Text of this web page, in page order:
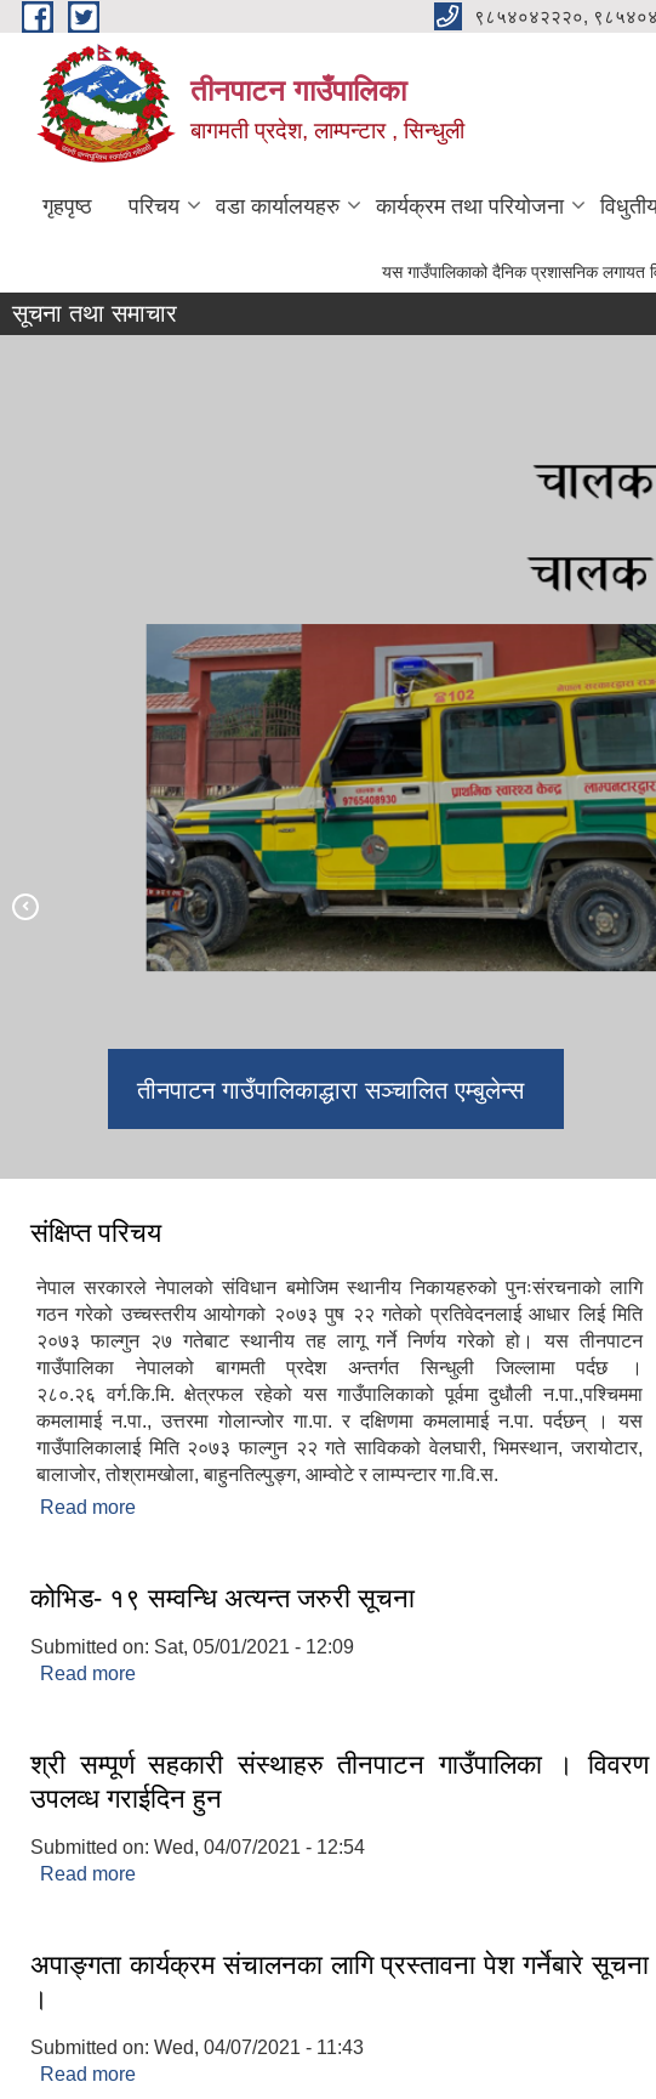
Skip to main content ९८५४०४२२२०,
तीनपाटन गाउँपालिका
बागमती प्रदेश, लाम्पन्टार , सिन्धुली
गृहपृष्ठ परिचय वडा कार्यालयहरु कार्यक्रम तथा परियोजना
यस गाउँपालिकाको दैनिक प्रशासनिक लगायत विकास
सूचना तथा समाचार
तीनपाटन गाउँपालिकाद्धारा सञ्चालित एम्बुलेन्स
तीनपाटन गाउँपालिकाको प्रशासकीय भवन
चकमके बजार वडा नं. ११
अधिवेशन
संक्षिप्त परिचय
नेपाल सरकारले नेपालको संविधान बमोजिम स्थानीय निकायहरुको पुनःसंरचनाको लागि
गठन गरेको उच्चस्तरीय आयोगको २०७३ पुष २२ गतेको प्रतिवेदनलाई आधार लिई मिति
२०७३ फाल्गुन २७ गतेबाट स्थानीय तह लागू गर्ने निर्णय गरेको हो। यस तीनपाटन
गाउँपालिका नेपालको बागमती प्रदेश अन्तर्गत सिन्धुली जिल्लामा पर्दछ ।
२८०.२६ वर्ग.कि.मि. क्षेत्रफल रहेको यस गाउँपालिकाको पूर्वमा दुधौली न.पा.,पश्चिममा
कमलामाई न.पा., उत्तरमा गोलान्जोर गा.पा. र दक्षिणमा कमलामाई न.पा. पर्दछन् । यस
गाउँपालिकालाई मिति २०७३ फाल्गुन २२ गते साविकको वेलघारी, भिमस्थान, जरायोटार,
बालाजोर, तोश्रामखोला, बाहुनतिल्पुङ्ग, आम्वोटे र लाम्पन्टार गा.वि.स.
Read more
कोभिड- १९ सम्वन्धि अत्यन्त जरुरी सूचना
Submitted on: Sat, 05/01/2021 - 12:09
Read more
श्री सम्पूर्ण सहकारी संस्थाहरु तीनपाटन गाउँपालिका । विवरण
उपलव्ध गराईदिन हुन
Submitted on: Wed, 04/07/2021 - 12:54
Read more
अपाङ्गता कार्यक्रम संचालनका लागि प्रस्तावना पेश गर्नेबारे सूचना
।
Submitted on: Wed, 04/07/2021 - 11:43
Read more